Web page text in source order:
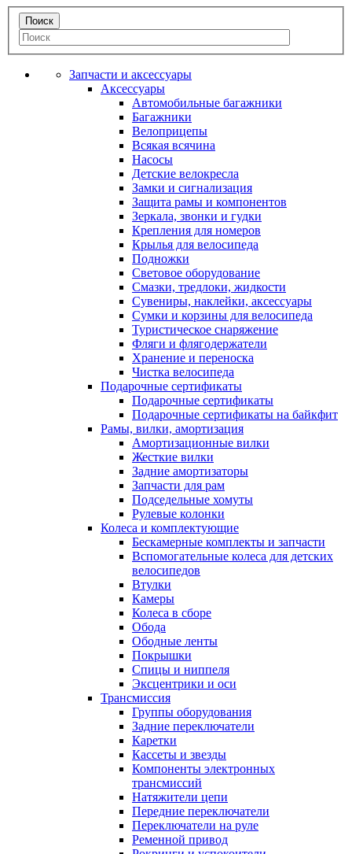
Запчасти и аксессуары
Аксессуары
Автомобильные багажники
Багажники
Велоприцепы
Всякая всячина
Насосы
Детские велокресла
Замки и сигнализация
Защита рамы и компонентов
Зеркала, звонки и гудки
Крепления для номеров
Крылья для велосипеда
Подножки
Световое оборудование
Смазки, тредлоки, жидкости
Сувениры, наклейки, аксессуары
Сумки и корзины для велосипеда
Туристическое снаряжение
Фляги и флягодержатели
Хранение и переноска
Чистка велосипеда
Подарочные сертификаты
Подарочные сертификаты
Подарочные сертификаты на байкфит
Рамы, вилки, амортизация
Амортизационные вилки
Жесткие вилки
Задние амортизаторы
Запчасти для рам
Подседельные хомуты
Рулевые колонки
Колеса и комплектующие
Бескамерные комплекты и запчасти
Вспомогательные колеса для детских
велосипедов
Втулки
Камеры
Колеса в сборе
Обода
Ободные ленты
Покрышки
Спицы и ниппеля
Эксцентрики и оси
Трансмиссия
Группы оборудования
Задние переключатели
Каретки
Кассеты и звезды
Компоненты электронных
трансмиссий
Натяжители цепи
Передние переключатели
Переключатели на руле
Ременной привод